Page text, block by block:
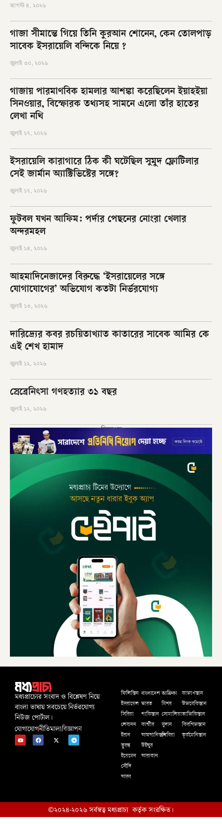
আগস্ট ৪, ২০২৬
গাজা সীমান্তে গিয়ে তিনি কুরআন শোনেন, কেন তোলপাড়
সাবেক ইসরায়েলি বন্দিকে নিয়ে ?
জুলাই ৩০, ২০২৬
গাজায় পারমাণবিক হামলার আশঙ্কা করেছিলেন ইয়াহইয়া
সিনওয়ার, বিস্ফোরক তথ্যসহ সামনে এলো তাঁর হাতের
লেখা নথি
জুলাই ১৭, ২০২৬
ইসরায়েলি কারাগারে ঠিক কী ঘটেছিল সুমুদ ফ্লোটিলার
সেই জার্মান অ্যাক্টিভিস্টের সঙ্গে?
জুলাই ১৭, ২০২৬
ফুটবল যখন আফিম: পর্দার পেছনের নোংরা খেলার
অন্দরমহল
জুলাই ১৪, ২০২৬
আহমাদিনেজাদের বিরুদ্ধে ‘ইসরায়েলের সঙ্গে
যোগাযোগের’ অভিযোগ কতটা নির্ভরযোগ্য
জুলাই ১৩, ২০২৬
দারিদ্র্যের কবর রচয়িতাখ্যাত কাতারের সাবেক আমির কে
এই শেখ হামাদ
জুলাই ১২, ২০২৬
স্রেব্রেনিৎসা গণহত্যার ৩১ বছর
জুলাই ১২, ২০২৬
বিজ্ঞাপন
মধ্যপ্রাচ্যের সংবাদ ও বিশ্লেষণ নিয়ে
বাংলা ভাষায় সবচেয়ে নির্ভরযোগ্য
নিউজ পোর্টাল।
যোগাযোগনীতিমালাবিজ্ঞাপন
ফিলিস্তিন
ইসরায়েল
সিরিয়া
লেবানন
ইরান
তুরস্ক
ইয়েমেন
সৌদি
আরব
বাংলাদেশ
ভারত
পাকিস্তান
কাশ্মীর
আফগানিস্তান
উইঘুর
আরাকান
আফ্রিকা
মিশর
সোমালিয়া
সুদান
লিবিয়া
কাজাখস্তান
উজবেকিস্তান
তাজিকিস্তান
কিরগিজস্তান
তূর্কমেনিস্তান
©২০২৪-২০২৬ সর্বস্বত্ব মধ্যপ্রাচ্য কর্তৃক সংরক্ষিত।